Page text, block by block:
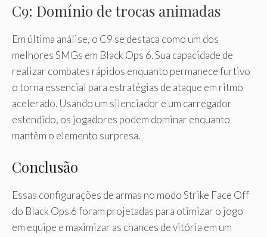
C9: Domínio de trocas animadas
Em última análise, o C9 se destaca como um dos
melhores SMGs em Black Ops 6. Sua capacidade de
realizar combates rápidos enquanto permanece furtivo
o torna essencial para estratégias de ataque em ritmo
acelerado. Usando um silenciador e um carregador
estendido, os jogadores podem dominar enquanto
mantêm o elemento surpresa.
Conclusão
Essas configurações de armas no modo Strike Face Off
do Black Ops 6 foram projetadas para otimizar o jogo
em equipe e maximizar as chances de vitória em um